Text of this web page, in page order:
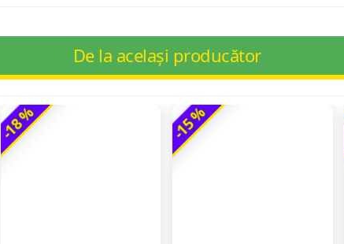
De la același producător
-18 % -15 %